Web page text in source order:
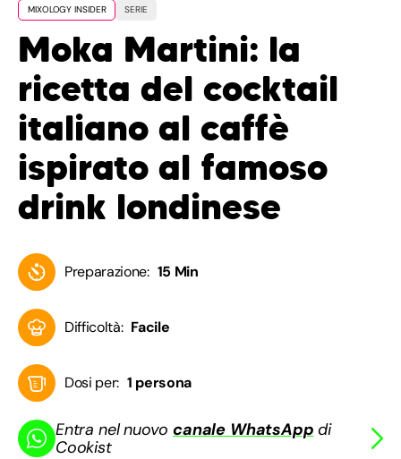
MIXOLOGY INSIDER SERIE
Moka Martini: la
ricetta del cocktail
italiano al caffè
ispirato al famoso
drink londinese
Preparazione: 15 Min
Difficoltà: Facile
Dosi per: 1 persona
Entra nel nuovocanale WhatsApp di
Cookist